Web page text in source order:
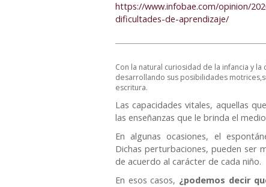
https://www.infobae.com/opinion/
dificultades-de-aprendizaje/
Con la natural curiosidad de la infancia y
desarrollando sus posibilidades
escritura.
Las capacidades vitales, aquellas
las enseñanzas que le brinda el
En algunas ocasiones, el
Dichas perturbaciones, pueden ser
de acuerdo al carácter de cada niño.
En esos casos, ¿podemos decir